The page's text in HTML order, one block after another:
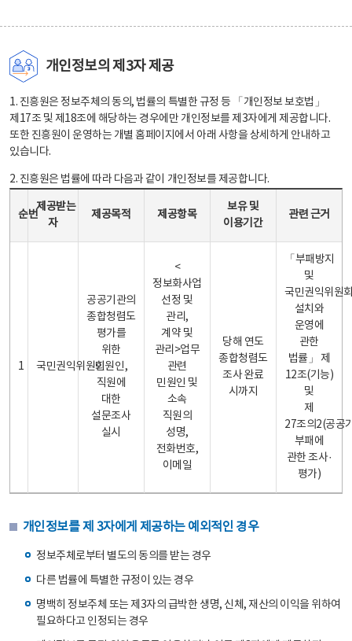
개인정보의 제3자 제공
1. 진흥원은 정보주체의 동의, 법률의 특별한 규정 등 「개인정보 보호법」
제17조 및 제18조에 해당하는 경우에만 개인정보를 제3자에게 제공합니다.
또한 진흥원이 운영하는 개별 홈페이지에서 아래 사항을 상세하게 안내하고
있습니다.
2. 진흥원은 법률에 따라 다음과 같이 개인정보를 제공합니다.
순번
제공받는
자
제공목적 제공항목
보유 및
이용기간
관련 근거
1 국민권익위원회
공공기관의
종합청렴도
평가를
위한
민원인,
직원에
대한
설문조사
실시
<
정보화사업
선정 및
관리,
계약 및
관리>업무
관련
민원인 및
소속
직원의
성명,
전화번호,
이메일
당해 연도
종합청렴도
조사 완료
시까지
「부패방지
및
국민권익위원
설치와
운영에
관한
법률」 제
12조(기능)
및
제
27조의2(공공
부패에
관한 조사·
평가)
개인정보를 제 3자에게 제공하는 예외적인 경우
정보주체로부터 별도의 동의를 받는 경우
다른 법률에 특별한 규정이 있는 경우
명백히 정보주체 또는 제3자의 급박한 생명, 신체, 재산의 이익을 위하여
필요하다고 인정되는 경우